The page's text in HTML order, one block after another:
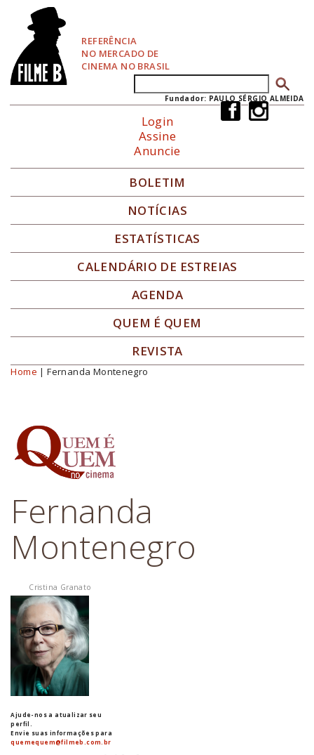
REFERÊNCIA
NO MERCADO DE
CINEMA NO BRASIL
Formulário de busca
Fundador: PAULO SÉRGIO ALMEIDA
Login
Assine
Anuncie
BOLETIM
NOTÍCIAS
ESTATÍSTICAS
CALENDÁRIO DE ESTREIAS
AGENDA
QUEM É QUEM
REVISTA
Você está aqui
Home | Fernanda Montenegro
Fernanda
Montenegro
Cristina Granato
Ajude-nos a atualizar seu
perfil.
Envie suas informações para
quemequem@filmeb.com.br